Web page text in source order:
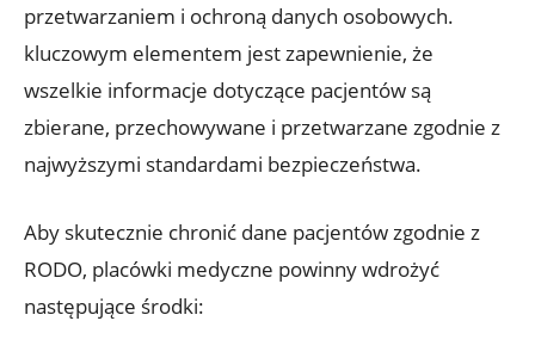
przetwarzaniem i ochroną danych osobowych.
kluczowym elementem jest zapewnienie, że
wszelkie informacje dotyczące pacjentów są
zbierane, przechowywane i przetwarzane zgodnie z
najwyższymi standardami bezpieczeństwa.
Aby skutecznie chronić dane pacjentów zgodnie z
RODO, placówki medyczne powinny wdrożyć
następujące środki: